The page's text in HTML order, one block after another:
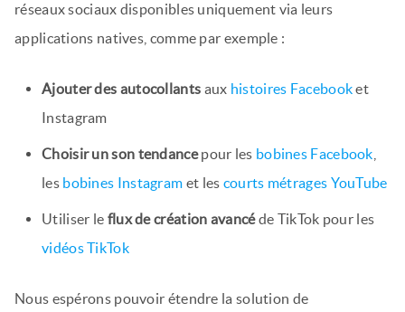
réseaux sociaux disponibles uniquement via leurs
applications natives, comme par exemple :
Ajouter des autocollants aux histoires Facebooket
Instagram
Choisir un son tendancepour les bobines Facebook
les bobines Instagram et les courts métrages YouTube
Utiliser le flux de création avancéde TikTok pour les
vidéos TikTok
Nous espérons pouvoir étendre la solution de